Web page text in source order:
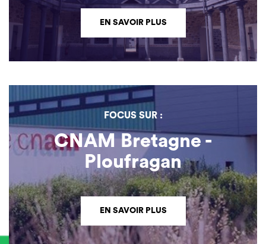
EN SAVOIR PLUS
FOCUS SUR :
CNAM Bretagne -
Ploufragan
EN SAVOIR PLUS